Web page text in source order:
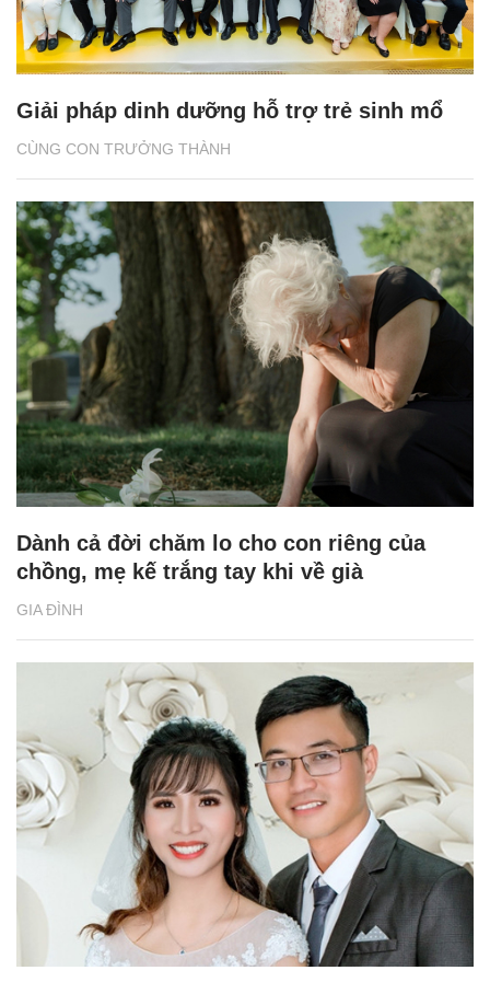
CÙNG CON TRƯỞNG THÀNH
Giải pháp dinh dưỡng hỗ trợ trẻ sinh mổ
GIA ĐÌNH
Dành cả đời chăm lo cho con riêng của
chồng, mẹ kế trắng tay khi về già